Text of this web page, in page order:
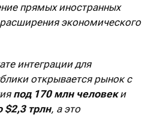
прямых иностранных
экономического
интеграции для
открывается рынок с
под 170 млн человеки
$2,3 трлн, а это